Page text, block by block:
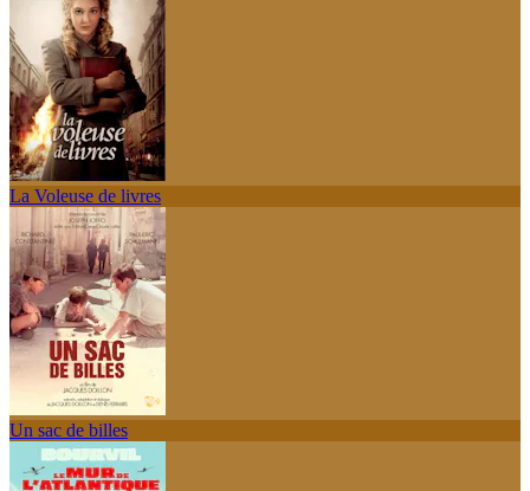
La Voleuse de livres
Un sac de billes